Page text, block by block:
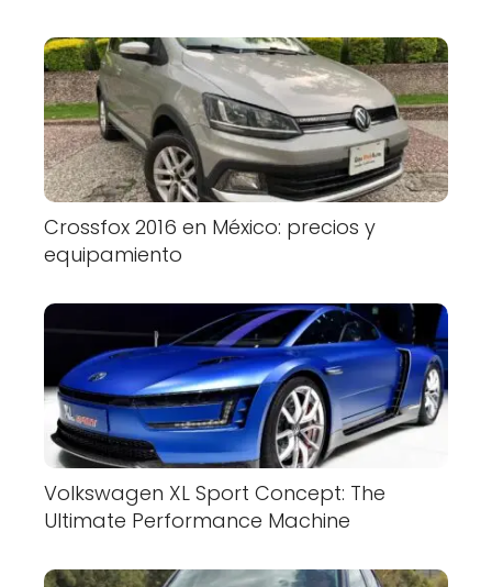
Crossfox 2016 en México: precios y
equipamiento
Volkswagen XL Sport Concept: The
Ultimate Performance Machine